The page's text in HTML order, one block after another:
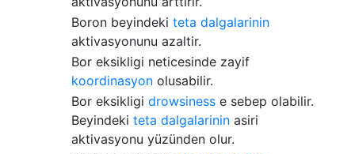
Boron beyindeki teta dalgalarinin
aktivasyonunu azaltir.
Bor eksikligi neticesinde zayif
koordinasyon olusabilir.
Bor eksikligi drowsiness e sebep olabilir.
Beyindeki teta dalgalarinin asiri
aktivasyonu yüzünden olur.